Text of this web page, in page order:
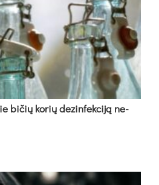
bi­čių ko­rių de­zin­fek­ci­ją ne­